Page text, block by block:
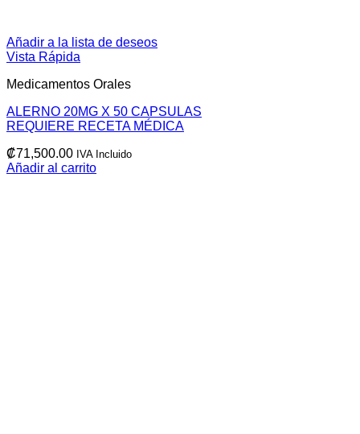
Añadir a la lista de deseos
Vista Rápida
Medicamentos Orales
ALERNO 20MG X 50 CAPSULAS
REQUIERE RECETA MÉDICA
₡71,500.00 IVA Incluido
Añadir al carrito